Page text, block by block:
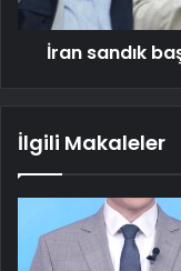
İran sandık
İlgili Makaleler